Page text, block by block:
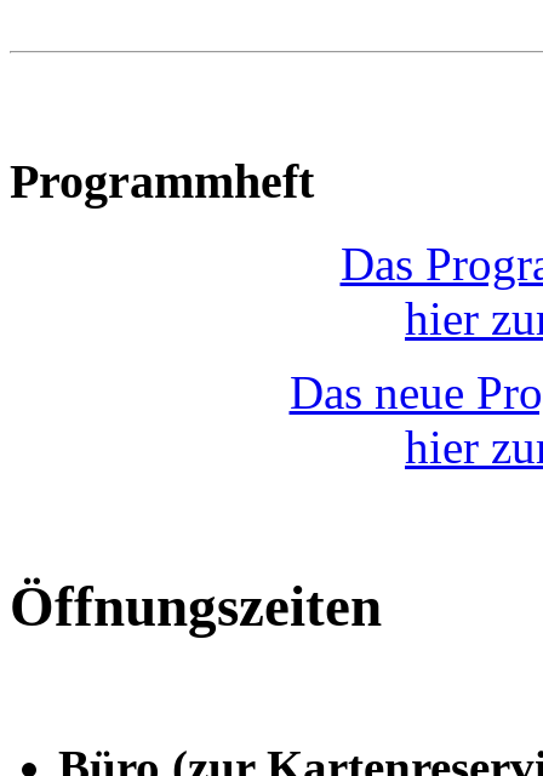
Programmheft
Das
hier
Das neue
hier
Öffnungszeiten